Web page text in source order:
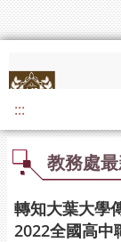
:::
教務處
轉知大葉大學
2022全國高中